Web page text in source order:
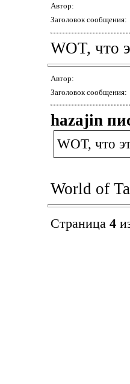
Автор:
Заголовок сообщения:
WOT, что
Автор:
Заголовок сообщения:
hazajin
WOT, что
World of
Страница 4